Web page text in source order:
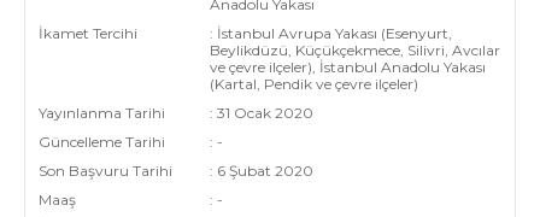
Anadolu Yakası
İkamet Tercihi
: İstanbul Avrupa Yakası (Esenyurt,
Beylikdüzü, Küçükçekmece, Silivri, Avcılar
ve çevre ilçeler), İstanbul Anadolu Yakası
(Kartal, Pendik ve çevre ilçeler)
Yayınlanma Tarihi
: 31 Ocak 2020
Güncelleme Tarihi
: -
Son Başvuru Tarihi
: 6 Şubat 2020
Maaş
: -